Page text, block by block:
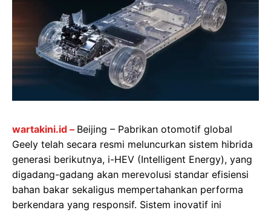
wartakini.id – Beijing – Pabrikan otomotif global
Geely telah secara resmi meluncurkan sistem hibrida
generasi berikutnya, i-HEV (Intelligent Energy), yang
digadang-gadang akan merevolusi standar efisiensi
bahan bakar sekaligus mempertahankan performa
berkendara yang responsif. Sistem inovatif ini